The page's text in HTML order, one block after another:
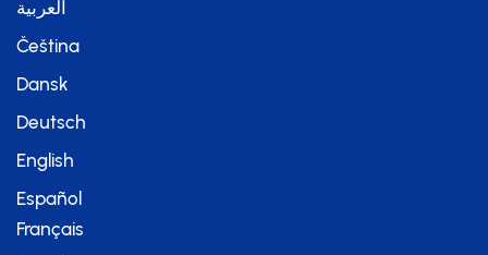
العربية
Čeština
Dansk
Deutsch
English
Español
Français